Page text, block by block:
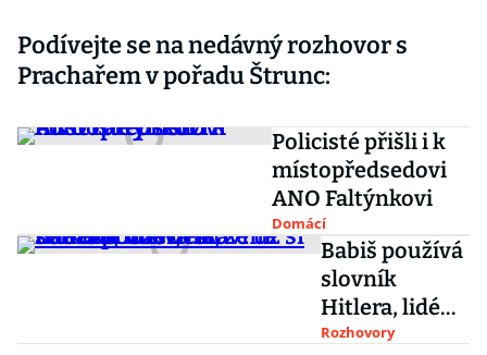
Podívejte se na nedávný rozhovor s
Prachařem v pořadu Štrunc:
Policisté přišli i k
místopředsedovi
ANO Faltýnkovi
Domácí
Babiš používá
slovník
Hitlera, lidé
věří, že už si
Rozhovory